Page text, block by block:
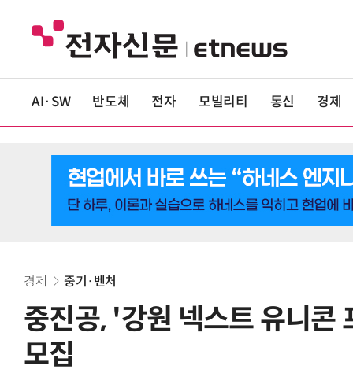
AI·SW 반도체 전자 모빌리티 통신 경제
경제 중기·벤처
중진공, '강원 넥스트 유니콘
모집